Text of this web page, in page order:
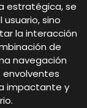
estratégica, se
sino
la interacción
de
navegación
impactante y